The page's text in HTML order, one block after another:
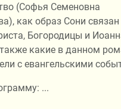
(Софья Семеновна
как образ Сони связан
Богородицы и
какие в данном
с евангельскими
...